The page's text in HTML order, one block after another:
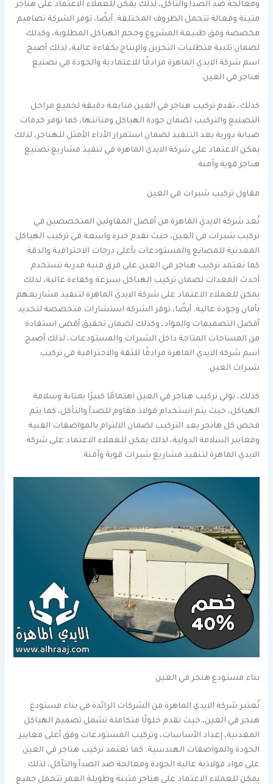
ومعالجة ضد الصدأ والتآكل، لذلك يمكن للعملاء الاعتماد على هناجر
متينة وفعالة تتحمل الظروف المختلفة. أيضًا، توفر الشركة تصاميم
مخصصة وفق طبيعة المشروع وحجم الهياكل المطلوبة، وكذلك
لضمان تلبية متطلبات التخزين والإنتاج بكفاءة عالية، لذلك أصبح
اسم شركة الايدي الماهرة مرادفًا للاعتمادية والجودة في تصنيع
هناجر في العين.
كذلك، تقدم تركيب هناجر في العين متابعة دقيقة لجميع مراحل
التصنيع والتركيب لضمان جودة الهياكل ومتانتها، كما توفر خدمات
صيانة دورية بعد التنفيذ لضمان استمرار الأداء الأمثل للهناجر، لذلك
يمكن الاعتماد على شركة الايدي الماهرة في تنفيذ مشاريع تصنيع
هناجر قوية وآمنة.
مقاول تركيب شبرات في العين
تُعد شركة الايدي الماهرة من أفضل المقاولين المتخصصين في
تركيب شبرات في العين، حيث تقدم خبرة واسعة في تركيب الهياكل
المعدنية للمصانع والمستودعات بأعلى درجات الاحترافية والدقة.
كما تعتمد تركيب هناجر في العين على فرق فنية مدربة تستخدم
أحدث المعدات لضمان تركيب الهياكل بسرعة وكفاءة عالية، لذلك
يمكن للعملاء الاعتماد على شركة الايدي الماهرة لتنفيذ مشاريعهم
بأمان وجودة عالية. أيضًا، توفر الشركة استشارات متخصصة لتحديد
أفضل التصميمات والمواد، وكذلك لضمان تحقيق أقصى استفادة
من المساحات المتاحة داخل الشبرات والمستودعات، لذلك أصبح
اسم شركة الايدي الماهرة مرادفًا للثقة والاحترافية في تركيب
شبرات العين.
كذلك، تولي تركيب هناجر في العين اهتمامًا كبيرًا بمتانة وسلامة
الهياكل، حيث يتم استخدام فولاذ مقاوم للصدأ والتآكل، كما يتم
فحص كل هانجر بعد التركيب لضمان الالتزام بالمواصفات الفنية
ومعايير السلامة الدولية، لذلك يمكن للعملاء الاعتماد على شركة
الايدي الماهرة لتنفيذ مشاريع شبرات قوية وآمنة.
بناء مستودع هنجر في العين
تُعتبر شركة الايدي الماهرة من الشركات الرائدة في بناء مستودع
هنجر في العين، حيث تقدم حلولًا متكاملة تشمل تصميم الهياكل
المعدنية، إعداد الأساسات، وتركيب المستودعات وفق أعلى معايير
الجودة والمواصفات الهندسية. كما تعتمد تركيب هناجر في العين
على مواد فولاذية عالية الجودة ومعالجة ضد الصدأ والتآكل، لذلك
يمكن للعملاء الاعتماد على هناجر متينة وطويلة العمر تتحمل جميع